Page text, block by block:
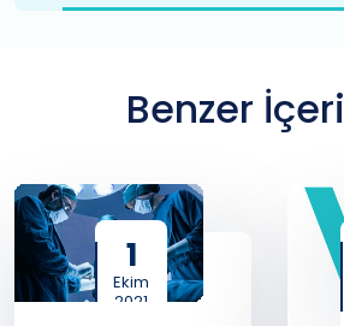
Benzer
1
Ekim
2021